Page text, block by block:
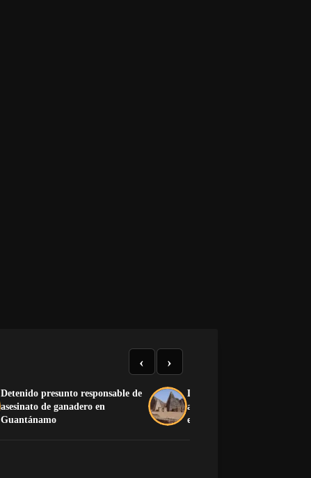
Detenido presunto responsable de
asesinato de ganadero en
Guantánamo
La guerra y la arena
amenazan las pirámides de
en Sudán
‹ ›